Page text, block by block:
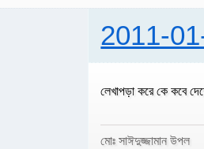
2011-
লেখাপড়া করে কে কবে
মোঃ সাঈদুজ্জামান উপল